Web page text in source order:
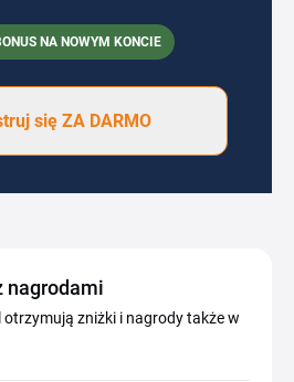
NA NOWYM KONCIE
się ZA DARMO
nagrodami
otrzymują zniżki i nagrody także w